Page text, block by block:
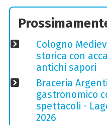
Cologno
storica con
antichi sapori
Braceria
gastronomico
spettacoli -
2026